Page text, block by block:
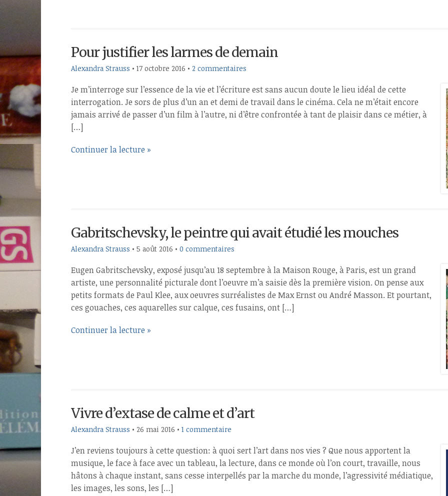
Pour justifier les larmes de demain
Alexandra Strauss • 17 octobre 2016 • 2 commentaires
Je m’interroge sur l’essence de la vie et l’écriture est sans aucun doute le lieu idéal de cette
interrogation. Je sors de plus d’un an et demi de travail dans le cinéma. Cela ne m’était encore
jamais arrivé de passer d’un film à l’autre, ni d’être confrontée à tant de plaisir dans ce métier, à
[…]
Continuer la lecture »
Gabritschevsky, le peintre qui avait étudié les mouches
Alexandra Strauss • 5 août 2016 • 0 commentaires
Eugen Gabritschevsky, exposé jusqu’au 18 septembre à la Maison Rouge, à Paris, est un grand
artiste, une personnalité picturale dont l’oeuvre m’a saisie dès la première vision. On pense aux
petits formats de Paul Klee, aux oeuvres surréalistes de Max Ernst ou André Masson. Et pourtant,
ces gouaches, ces aquarelles sur calque, ces fusains, ont […]
Continuer la lecture »
Vivre d’extase de calme et d’art
Alexandra Strauss • 26 mai 2016 • 1 commentaire
J’en reviens toujours à cette question: à quoi sert l’art dans nos vies ? Que nous apportent la
musique, le face à face avec un tableau, la lecture, dans ce monde où l’on court, travaille, nous
hâtons à chaque instant, sans cesse interpellés par la marche du monde, l’agressivité médiatique,
les images, les sons, les […]